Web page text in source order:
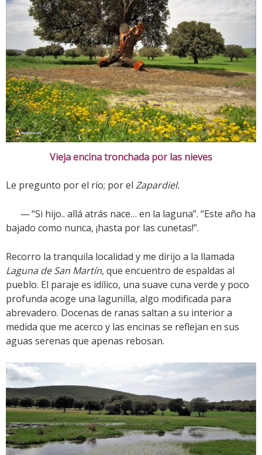
Vieja encina tronchada por las nieves
Le pregunto por el río; por el Zapardiel.
—“Si hijo.. allá atrás nace… en la laguna”. “Este año ha
bajado como nunca, ¡hasta por las cunetas!”.
Recorro la tranquila localidad y me dirijo a la llamada
Laguna de San Martín, que encuentro de espaldas al
pueblo. El paraje es idílico, una suave cuna verde y poco
profunda acoge una lagunilla, algo modificada para
abrevadero. Docenas de ranas saltan a su interior a
medida que me acerco y las encinas se reflejan en sus
aguas serenas que apenas rebosan.